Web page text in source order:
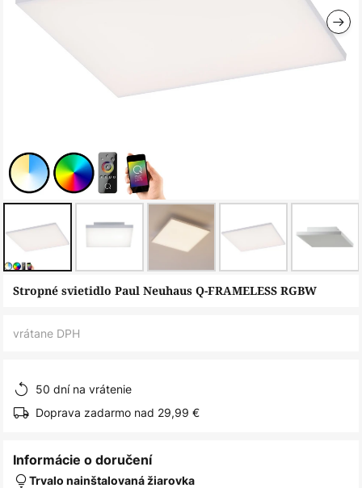
Preskočiť
Stropné svietidlo Paul Neuhaus Q-FRAMELESS RGBW
vrátane DPH
50 dní na vrátenie
Doprava zadarmo nad 29,99 €
Informácie o doručení
Trvalo nainštalovaná žiarovka